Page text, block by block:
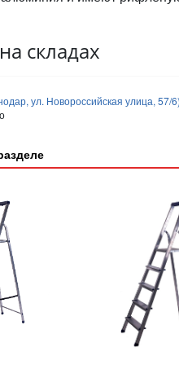
складах
ул. Новороссийская улица, 57/